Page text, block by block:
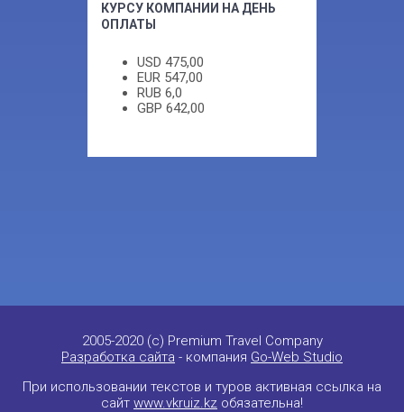
КУРСУ КОМПАНИИ НА ДЕНЬ
ОПЛАТЫ
USD 475,00
EUR 547,00
RUB 6,0
GBP 642,00
2005-2020 (c) Premium Travel Company
Разработка сайта - компания Go-Web Studio
При использовании текстов и туров активная ссылка на
сайт www.vkruiz.kz обязательна!